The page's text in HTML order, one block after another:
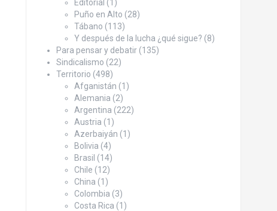
Editorial (1)
Puño en Alto (28)
Tábano (113)
Y después de la lucha ¿qué sigue? (8)
Para pensar y debatir(135)
Sindicalismo (22)
Territorio (498)
Afganistán (1)
Alemania (2)
Argentina (222)
Austria (1)
Azerbaiyán (1)
Bolivia (4)
Brasil (14)
Chile (12)
China (1)
Colombia (3)
Costa Rica (1)